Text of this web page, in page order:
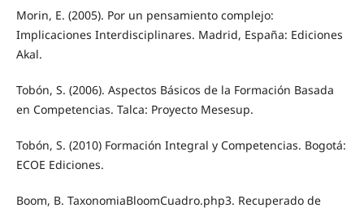
Morin, E. (2005). Por un pensamiento complejo:
Implicaciones Interdisciplinares. Madrid, España: Ediciones
Akal.
Tobón, S. (2006). Aspectos Básicos de la Formación Basada
en Competencias. Talca: Proyecto Mesesup.
Tobón, S. (2010) Formación Integral y Competencias. Bogotá:
ECOE Ediciones.
Boom, B. TaxonomiaBloomCuadro.php3. Recuperado de